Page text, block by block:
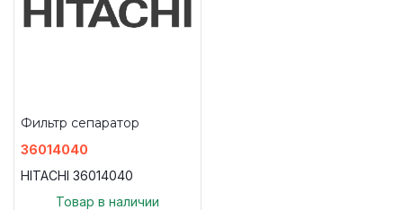
Фильтр сепаратор
36014040
HITACHI 36014040
Товар в наличии